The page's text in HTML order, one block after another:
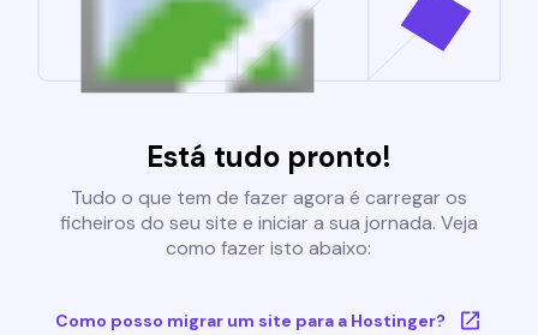
Está tudo pronto!
Tudo o que tem de fazer agora é carregar os
ficheiros do seu site e iniciar a sua jornada. Veja
como fazer isto abaixo:
Como posso migrar um site para a Hostinger?